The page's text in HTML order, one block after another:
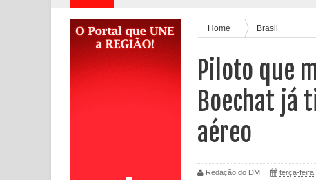
Home Brasil
Piloto que
Boechat já
aéreo
Redação do DM terça-